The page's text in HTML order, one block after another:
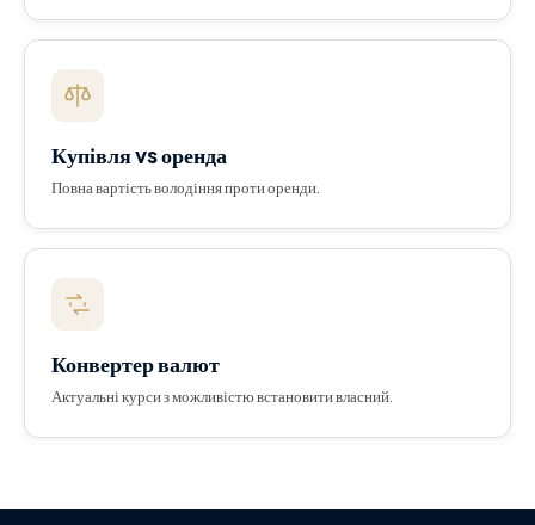
Купівля vs оренда
Повна вартість володіння проти оренди.
Конвертер валют
Актуальні курси з можливістю встановити власний.